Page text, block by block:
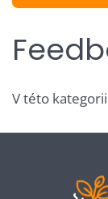
V této